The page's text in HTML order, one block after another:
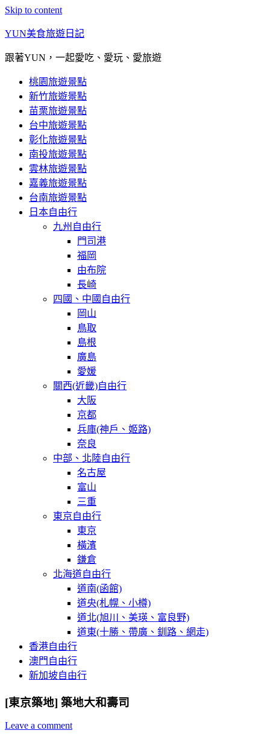
Skip to content
YUN美食旅遊日記
跟著YUN，一起愛吃、愛玩、愛旅遊
桃園旅遊景點
新竹旅遊景點
苗栗旅遊景點
台中旅遊景點
彰化旅遊景點
南投旅遊景點
雲林旅遊景點
嘉義旅遊景點
台南旅遊景點
日本自由行
九州自由行
門司港
福岡
由布院
長崎
四國、中國自由行
岡山
鳥取
島根
廣島
愛媛
關西(近畿)自由行
大阪
京都
兵庫(神戶、姬路)
奈良
中部、北陸自由行
名古屋
富山
三重
東京自由行
東京
橫濱
鎌倉
北海道自由行
道南(函館)
道央(札幌、小樽)
道北(旭川、美瑛、富良野)
道東(十勝、帶廣、釧路、網走)
香港自由行
澳門自由行
新加坡自由行
[東京築地] 築地大和壽司
Leave a comment